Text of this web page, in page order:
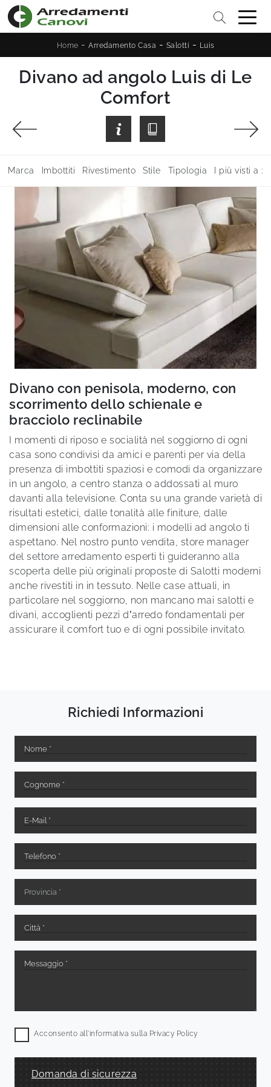
Home - Arredamento Casa - Salotti - Luis
Divano ad angolo Luis di Le
Comfort
Marca Imbottiti Rivestimento Stile Tipologia I più visti a :
Divano con penisola, moderno, con
scorrimento dello schienale e
bracciolo reclinabile
I momenti di riposo e socialità nel soggiorno di ogni
casa sono condivisi da amici e parenti per via della
presenza di imbottiti spaziosi e comodi da organizzare
in un angolo, a centro stanza o addossati al muro
davanti alla televisione. Conta su una grande varietà di
risultati estetici, dalle tonalità alle finiture, dalle
dimensioni alle conformazioni: i modelli ad angolo ti
aspettano. Nel nostro punto vendita, store manager
del settore arredamento esperti ti guideranno alla
scoperta delle più originali proposte di Salotti moderni
anche rivestiti in in tessuto. Nelle case attuali, in
particolare nel soggiorno, non mancano mai salotti e
divani, accoglienti pezzi d’arredo fondamentali per
assicurare il comfort tuo e di ogni possibile invitato.
Richiedi Informazioni
Acconsento all'informativa sulla Privacy Policy
Domanda di sicurezza